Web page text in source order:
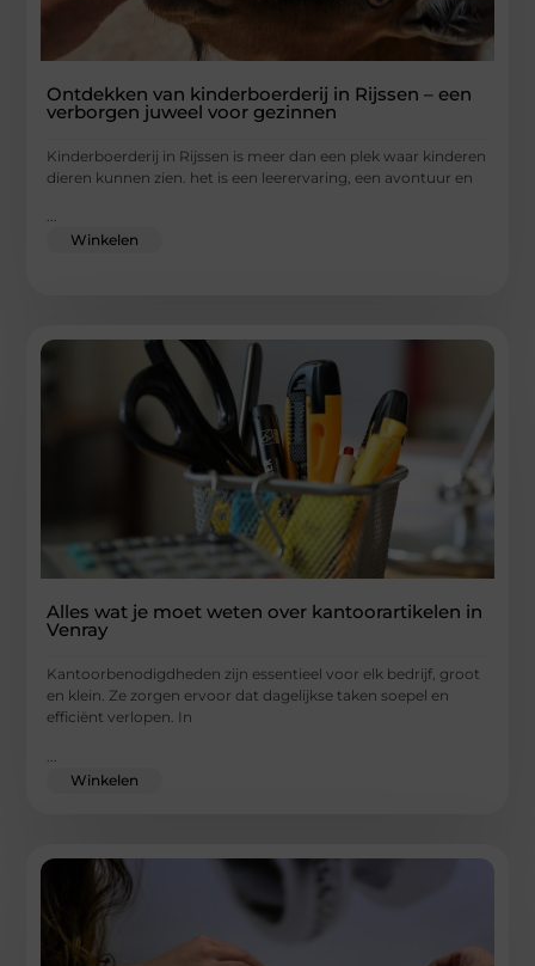
Ontdekken van kinderboerderij in Rijssen – een
verborgen juweel voor gezinnen
Kinderboerderij in Rijssen is meer dan een plek waar kinderen
dieren kunnen zien. het is een leerervaring, een avontuur en
...
Winkelen
Alles wat je moet weten over kantoorartikelen in
Venray
Kantoorbenodigdheden zijn essentieel voor elk bedrijf, groot
en klein. Ze zorgen ervoor dat dagelijkse taken soepel en
efficiënt verlopen. In
Winkelen